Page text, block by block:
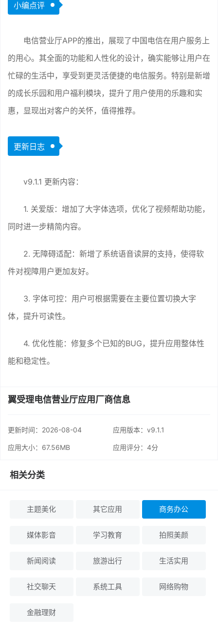
小编点评
电信营业厅APP的推出，展现了中国电信在用户服务上
的用心。其全面的功能和人性化的设计，确实能够让用户在
忙碌的生活中，享受到更灵活便捷的电信服务。特别是新增
的成长乐园和用户福利模块，提升了用户使用的乐趣和实
惠，显现出对客户的关怀，值得推荐。
更新日志
v9.1.1 更新内容：
1. 关爱版：增加了大字体选项，优化了视频帮助功能，
同时进一步精简内容。
2. 无障碍适配：新增了系统语音读屏的支持，使得软
件对视障用户更加友好。
3. 字体可控：用户可根据需要在主要位置切换大字
体，提升可读性。
4. 优化性能：修复多个已知的BUG，提升应用整体性
能和稳定性。
翼受理电信营业厅应用厂商信息
更新时间： 2026-08-04 应用版本：v9.1.1
应用大小：67.56MB 应用评分： 4分
相关分类
主题美化 其它应用 商务办公
媒体影音 学习教育 拍照美颜
新闻阅读 旅游出行 生活实用
社交聊天 系统工具 网络购物
金融理财